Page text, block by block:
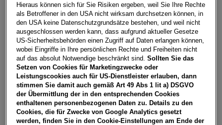
Händler kontaktieren
Online-Abschluss anfragen
**Freibleibendes Musterangebot für Restwert Leasing inkl.
USt, NoVA, zzgl. gesetzl. Vertragsgebühr EUR 144,22 und
Bearbeitungskosten EUR 0,00. Gesamtleasingbetrag EUR
26.400,00, Restwert EUR 10.764,00, Sollzinssatz 7,28%
variabel, Effektivzinssatz 8,49% variabel, Gesamtbetrag
EUR 32.759,82. Ihr Verkaufsberater freut sich darauf, Ihnen
ein individuelles Angebot erstellen zu können.
Teilen PDF herunterladen
Hieraus können sich für Sie Risiken ergeben, weil Sie Ihre Rechte
als Betroffener in den USA nicht wirksam durchsetzen können, in
den USA keine Datenschutzgrundsätze bestehen, und weil nicht
ausgeschlossen werden kann, dass aufgrund aktueller Gesetze
US-Sicherheitsbehörden einen Zugriff auf Daten erlangen können,
wobei Eingriffe in Ihre persönlichen Rechte und Freiheiten nicht
auf das absolut Notwendige beschränkt sind.Sollten Sie das
Setzen von Cookies für Marketingzwecke oder
Leistungscookies auch für US-Dienstleister erlauben, dann
stimmen Sie damit auch gemäß Art 49 Abs 1 lit a) DSGVO
der Übermittlung der in den entsprechenden Cookies
enthaltenen personenbezogenen Daten zu. Details zu den
Cookies, die für Zwecke von Google Analytics gesetzt
werden, finden Sie in den Cookie-Einstellungen am Ende der